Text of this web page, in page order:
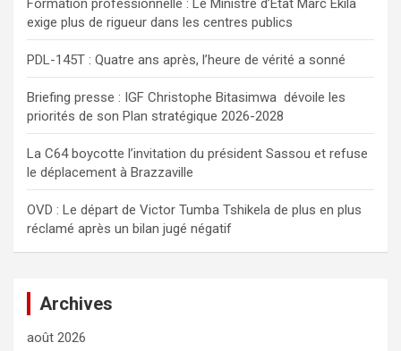
h
e
r
Formation professionnelle : Le Ministre d’État Marc Ekila
exige plus de rigueur dans les centres publics
PDL-145T : Quatre ans après, l’heure de vérité a sonné
Briefing presse : IGF Christophe Bitasimwa dévoile les
priorités de son Plan stratégique 2026-2028
La C64 boycotte l’invitation du président Sassou et refuse
le déplacement à Brazzaville
OVD : Le départ de Victor Tumba Tshikela de plus en plus
réclamé après un bilan jugé négatif
Archives
août 2026